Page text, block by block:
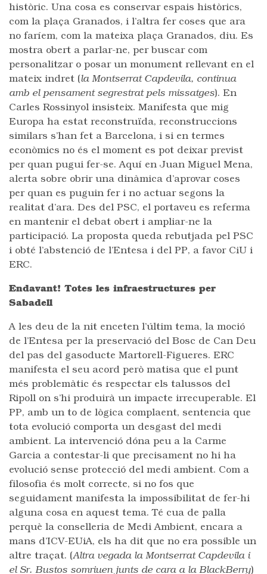
històric. Una cosa es conservar espais històrics,
com la plaça Granados, i l’altra fer coses que ara
no faríem, com la mateixa plaça Granados, diu. Es
mostra obert a parlar-ne, per buscar com
personalitzar o posar un monument rellevant en el
mateix indret (la Montserrat Capdevila, continua
amb el pensament segrestrat pels missatges). En
Carles Rossinyol insisteix. Manifesta que mig
Europa ha estat reconstruïda, reconstruccions
similars s’han fet a Barcelona, i si en termes
econòmics no és el moment es pot deixar previst
per quan pugui fer-se. Aquí en Juan Miguel Mena,
alerta sobre obrir una dinàmica d’aprovar coses
per quan es puguin fer i no actuar segons la
realitat d’ara. Des del PSC, el portaveu es referma
en mantenir el debat obert i ampliar-ne la
participació. La proposta queda rebutjada pel PSC
i obté l’abstenció de l’Entesa i del PP, a favor CiU i
ERC.
Endavant! Totes les infraestructures per
Sabadell
A les deu de la nit enceten l’últim tema, la moció
de l’Entesa per la preservació del Bosc de Can Deu
del pas del gasoducte Martorell-Figueres. ERC
manifesta el seu acord però matisa que el punt
més problemàtic és respectar els talussos del
Ripoll on s’hi produirà un impacte irrecuperable. El
PP, amb un to de lògica complaent, sentencia que
tota evolució comporta un desgast del medi
ambient. La intervenció dóna peu a la Carme
Garcia a contestar-li que precisament no hi ha
evolució sense protecció del medi ambient. Com a
filosofia és molt correcte, si no fos que
seguidament manifesta la impossibilitat de fer-hi
alguna cosa en aquest tema. Té cua de palla
perquè la conselleria de Medi Ambient, encara a
mans d’ICV-EUiA, els ha dit que no era possible un
altre traçat. (Altra vegada la Montserrat Capdevila i
el Sr. Bustos somriuen junts de cara a la BlackBerry)